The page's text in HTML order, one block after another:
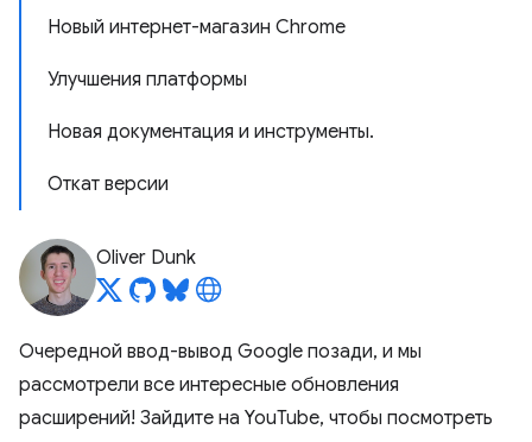
Новый интернет-магазин Chrome
Улучшения платформы
Новая документация и инструменты.
Откат версии
Oliver Dunk
Очередной ввод-вывод Google позади, и мы
рассмотрели все интересные обновления
расширений! Зайдите на YouTube, чтобы посмотреть